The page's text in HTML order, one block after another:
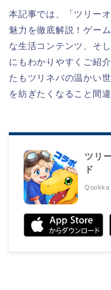
本記事では、「ツリー
魅力を徹底解説！ゲー
な生活コンテンツ、そ
にもわかりやすくご紹
たもツリネバの温かい
を紡ぎたくなること間
ツリ
ド
Qookka